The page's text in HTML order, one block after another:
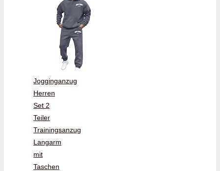
Jogginganzug
Herren
Set 2
Teiler
Trainingsanzug
Langarm
mit
Taschen